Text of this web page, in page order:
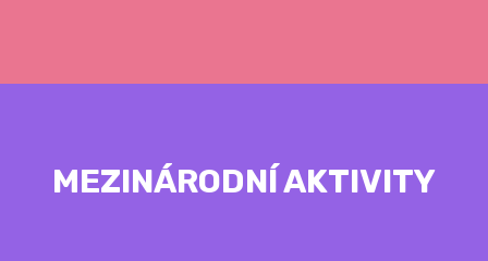
MEZINÁRODNÍ AKTIVITY